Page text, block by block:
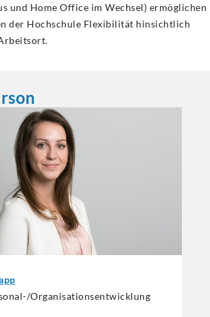
und Home Office im Wechsel) ermöglichen
der Hochschule Flexibilität hinsichtlich
Organisationsentwicklung